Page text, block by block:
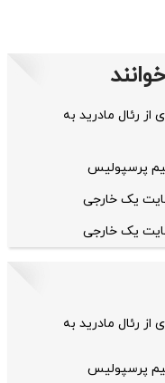
از رئال مادرید به
پرسپولیس
یک خارجی
یک خارجی
از رئال مادرید به
پرسپولیس